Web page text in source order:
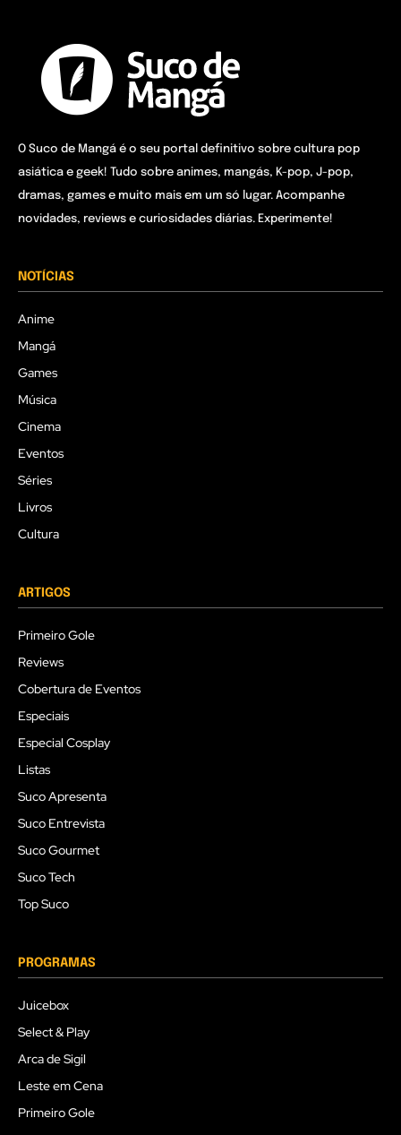
O Suco de Mangá é o seu portal definitivo sobre cultura pop
asiática e geek! Tudo sobre animes, mangás, K-pop, J-pop,
dramas, games e muito mais em um só lugar. Acompanhe
novidades, reviews e curiosidades diárias. Experimente!
NOTÍCIAS
Anime
Mangá
Games
Música
Cinema
Eventos
Séries
Livros
Cultura
ARTIGOS
Primeiro Gole
Reviews
Cobertura de Eventos
Especiais
Especial Cosplay
Listas
Suco Apresenta
Suco Entrevista
Suco Gourmet
Suco Tech
Top Suco
PROGRAMAS
Juicebox
Select & Play
Arca de Sigil
Leste em Cena
Primeiro Gole